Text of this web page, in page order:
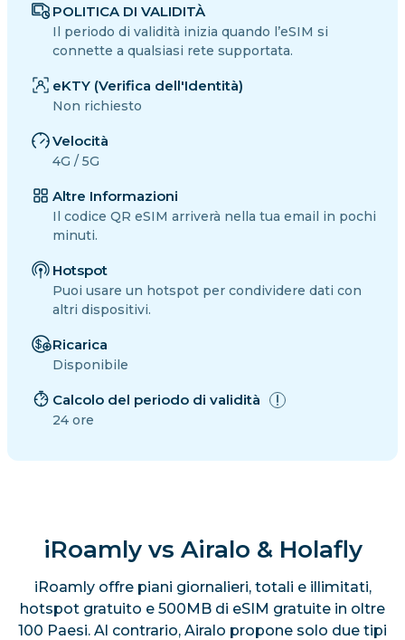
POLITICA DI VALIDITÀ
Il periodo di validità inizia quando l’eSIM si
connette a qualsiasi rete supportata.
eKTY (Verifica dell'Identità)
Non richiesto
Velocità
4G / 5G
Altre Informazioni
Il codice QR eSIM arriverà nella tua email in pochi
minuti.
Hotspot
Puoi usare un hotspot per condividere dati con
altri dispositivi.
Ricarica
Disponibile
Calcolo del periodo di validità
24 ore
iRoamly vs Airalo & Holafly
iRoamly offre piani giornalieri, totali e illimitati,
hotspot gratuito e 500MB di eSIM gratuite in oltre
100 Paesi. Al contrario, Airalo propone solo due tipi